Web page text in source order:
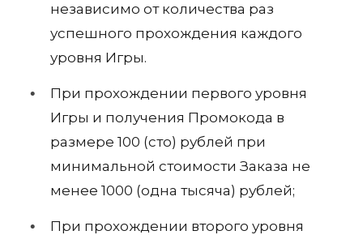
независимо от количества раз
успешного прохождения каждого
уровня Игры.
При прохождении первого уровня
Игры и получения Промокода в
размере 100 (сто) рублей при
минимальной стоимости Заказа не
менее 1000 (одна тысяча) рублей;
При прохождении второго уровня